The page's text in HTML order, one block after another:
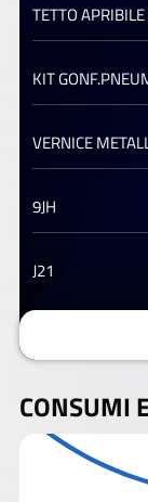
TETTO
KIT
VERNICE
9JH
J21
CONSUMI